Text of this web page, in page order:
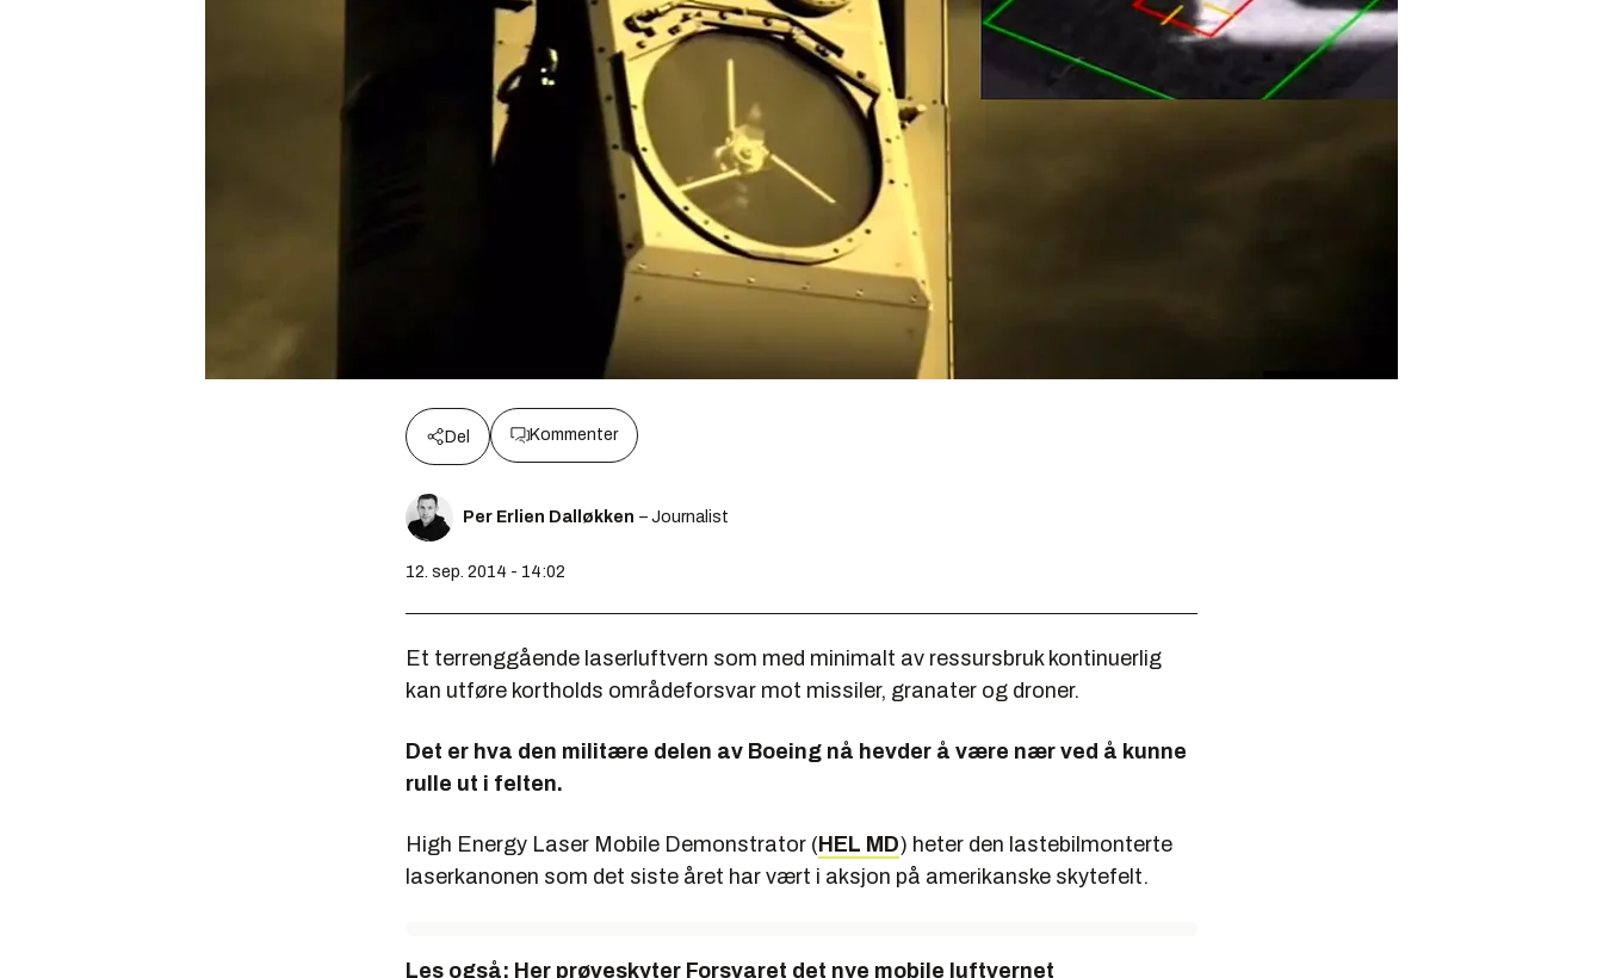
Del Kommenter
Per Erlien Dalløkken – Journalist
12. sep. 2014 - 14:02
Et terrenggående laserluftvern som med minimalt av ressursbruk kontinuerlig
kan utføre kortholds områdeforsvar mot missiler, granater og droner.
Det er hva den militære delen av Boeing nå hevder å være nær ved å kunne
rulle ut i felten.
High Energy Laser Mobile Demonstrator ( HEL MD) heter den lastebilmonterte
laserkanonen som det siste året har vært i aksjon på amerikanske skytefelt.
Les også: Her prøveskyter Forsvaret det nye mobile luftvernet